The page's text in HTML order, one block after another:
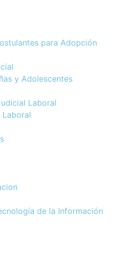
para Adopción
y Adolescentes
Laboral
Laboral
de la Información